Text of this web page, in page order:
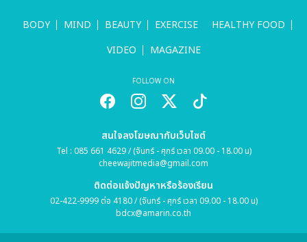
BODY MIND BEAUTY EXERCISE
HEALTHY FOOD
VIDEO
MAGAZINE
FOLLOW ON
สนใจลงโฆษณากับเว็บไซต์
Tel : 085 661 4629 / (จันทร์ - ศุกร์ เวลา 09.00 - 18.00 น)
cheewajitmedia@gmail.com
ติดต่อแจ้งปัญหาหรือร้องเรียน
02-422-9999 ต่อ 4180 / (จันทร์ - ศุกร์ เวลา 09.00 - 18.00 น)
bdcx@amarin.co.th